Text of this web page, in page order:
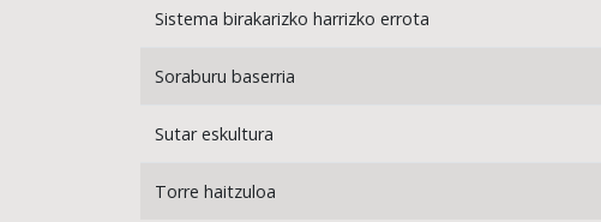
Sistema birakarizko harrizko errota
Soraburu baserria
Sutar eskultura
Torre haitzuloa